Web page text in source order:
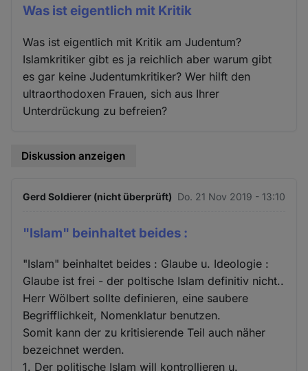
Was ist eigentlich mit Kritik
Was ist eigentlich mit Kritik am Judentum?
Islamkritiker gibt es ja reichlich aber warum gibt
es gar keine Judentumkritiker? Wer hilft den
ultraorthodoxen Frauen, sich aus Ihrer
Unterdrückung zu befreien?
Diskussion anzeigen
Gerd Soldierer (nicht überprüft) Do. 21 Nov 2019 - 13:10
"Islam" beinhaltet beides :
"Islam" beinhaltet beides : Glaube u. Ideologie :
Glaube ist frei - der poltische Islam definitiv nicht..
Herr Wölbert sollte definieren, eine saubere
Begrifflichkeit, Nomenklatur benutzen.
Somit kann der zu kritisierende Teil auch näher
bezeichnet werden.
1. Der politische Islam will kontrollieren u.